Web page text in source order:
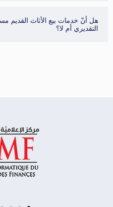
هل أنّ خدمات بيع الأثاث القديم
التقديري أم لا؟